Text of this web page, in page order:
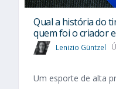
Qual a história do
quem foi o criador
Lenizio Güntzel
Um esporte de alta